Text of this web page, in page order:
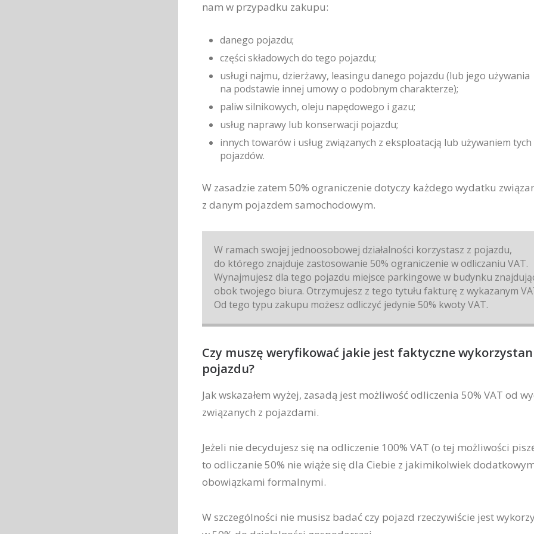
nam w przypadku zakupu:
danego pojazdu;
części składowych do tego pojazdu;
usługi najmu, dzierżawy, leasingu danego pojazdu (lub jego używania
na podstawie innej umowy o podobnym charakterze);
paliw silnikowych, oleju napędowego i gazu;
usług naprawy lub konserwacji pojazdu;
innych towarów i usług związanych z eksploatacją lub używaniem tych
pojazdów.
W zasadzie zatem 50% ograniczenie dotyczy każdego wydatku
z danym pojazdem samochodowym.
W ramach swojej jednoosobowej działalności korzystasz z pojazdu,
do którego znajduje zastosowanie 50% ograniczenie w odliczaniu VAT.
Wynajmujesz dla tego pojazdu miejsce parkingowe w budynku
obok twojego biura. Otrzymujesz z tego tytułu fakturę z wykazanym
Od tego typu zakupu możesz odliczyć jedynie 50% kwoty VAT.
Czy muszę weryfikować jakie jest faktyczne
pojazdu?
Jak wskazałem wyżej, zasadą jest możliwość odliczenia 50% VAT od
związanych z pojazdami.
Jeżeli nie decydujesz się na odliczenie 100% VAT (o tej możliwości
to odliczanie 50% nie wiąże się dla Ciebie z jakimikolwiek
obowiązkami formalnymi.
W szczególności nie musisz badać czy pojazd rzeczywiście jest